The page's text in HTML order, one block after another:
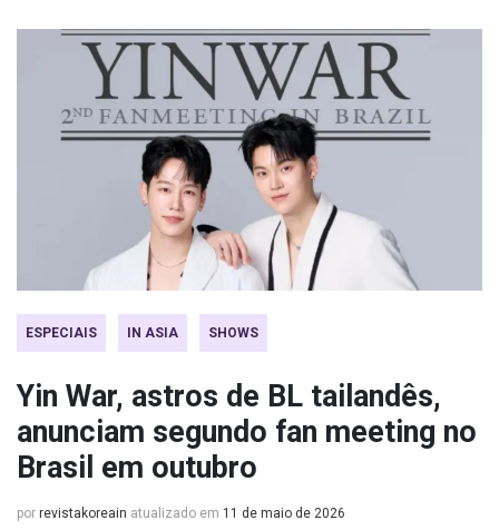
ESPECIAIS IN ASIA SHOWS
Yin War, astros de BL tailandês,
anunciam segundo fan meeting no
Brasil em outubro
por revistakoreain atualizado em 11 de maio de 2026